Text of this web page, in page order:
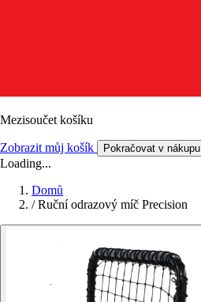
Mezisoučet košíku
Zobrazit můj košík Pokračovat v nákupu
Loading...
Domů
/ Ruční odrazový míč Precision